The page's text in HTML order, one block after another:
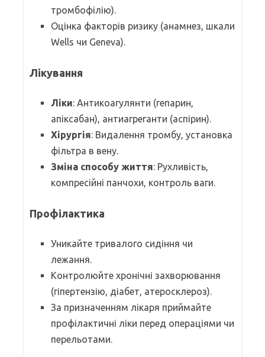
тромбофілію).
Оцінка факторів ризику (анамнез, шкали
Wells чи Geneva).
Лікування
Ліки: Антикоагулянти (гепарин,
апіксабан), антиагреганти (аспірин).
Хірургія: Видалення тромбу, установка
фільтра в вену.
Зміна способу життя: Рухливість,
компресійні панчохи, контроль ваги.
Профілактика
Уникайте тривалого сидіння чи
лежання.
Контролюйте хронічні захворювання
(гіпертензію, діабет, атеросклероз).
За призначенням лікаря приймайте
профілактичні ліки перед операціями чи
перельотами.